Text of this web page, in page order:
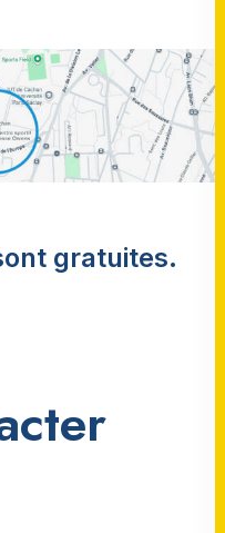
gratuites.